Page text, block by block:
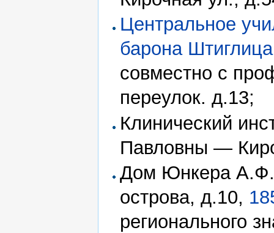
Центральное
барона Штиглица
совместно с
переулок. д.13;
Клинический
Павловны —
Дом Юнкера
острова, д.10,
регионального